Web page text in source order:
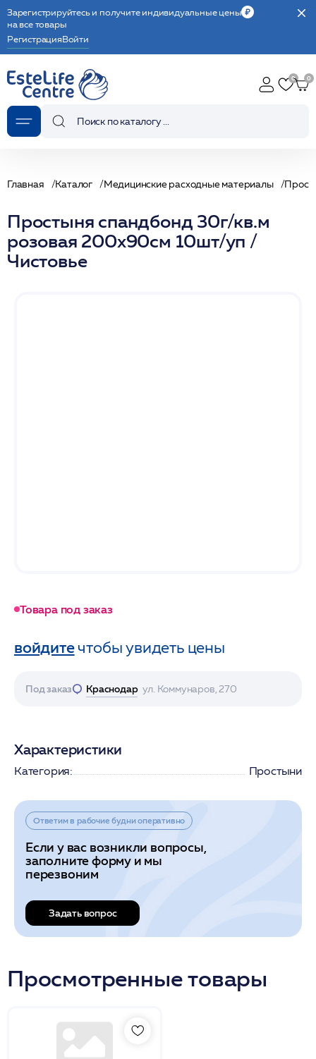
Зарегистрируйтесь и получите индивидуальные цены
на все товары
РегистрацияВойти
Главная Каталог Медицинские расходные материалы
Простыня спандбонд 30г/кв.м
розовая 200х90см 10шт/уп /
Чистовье
Товара под заказ
войдитечтобы увидеть цены
Под заказ Краснодар ул. Коммунаров, 270
Характеристики
Категория: Простыни
Ответим в рабочие будни оперативно
Если у вас возникли вопросы,
заполните форму и мы
перезвоним
Задать вопрос
Просмотренные товары